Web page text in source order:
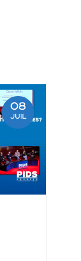
08
JUIL